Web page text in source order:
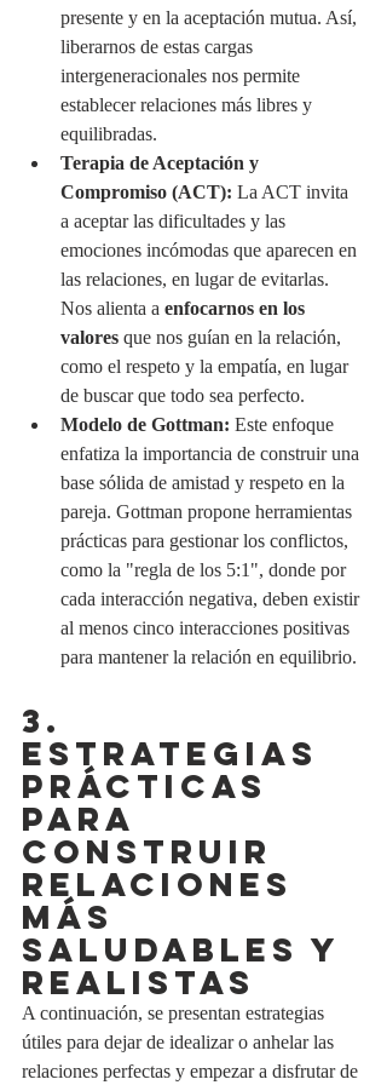
presente y en la aceptación mutua. Así,
liberarnos de estas cargas
intergeneracionales nos permite
establecer relaciones más libres y
equilibradas.
Terapia de Aceptación y
Compromiso (ACT): La ACT invita
a aceptar las dificultades y las
emociones incómodas que aparecen en
las relaciones, en lugar de evitarlas.
Nos alienta a enfocarnos en los
valores que nos guían en la relación,
como el respeto y la empatía, en lugar
de buscar que todo sea perfecto.
Modelo de Gottman: Este enfoque
enfatiza la importancia de construir una
base sólida de amistad y respeto en la
pareja. Gottman propone herramientas
prácticas para gestionar los conflictos,
como la "regla de los 5:1", donde por
cada interacción negativa, deben existir
al menos cinco interacciones positivas
para mantener la relación en equilibrio.
3.
ESTRATEGIAS
PRÁCTICAS
PARA
CONSTRUIR
RELACIONES
MÁS
SALUDABLES Y
REALISTAS
A continuación, se presentan estrategias
útiles para dejar de idealizar o anhelar las
relaciones perfectas y empezar a disfrutar de